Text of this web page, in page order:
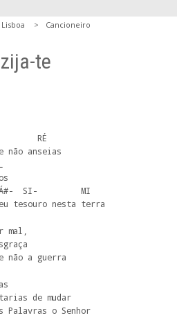
Cancioneiro
te
não anseias
tesouro nesta terra
mal,
não a guerra
de mudar
o Senhor